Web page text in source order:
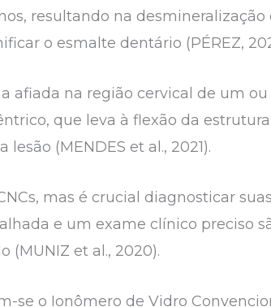
resultando na desmineralização
o esmalte dentário (PÉREZ,
afiada na região cervical de um ou
que leva à flexão da
(MENDES et al., 2021).
mas é crucial diagnosticar
e um exame clínico preciso
et al., 2020).
se o Ionômero de Vidro